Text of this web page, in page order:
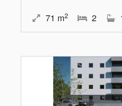
71 m2 2